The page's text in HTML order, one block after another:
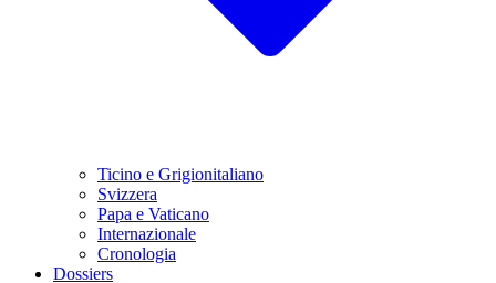
Ticino e Grigionitaliano
Svizzera
Papa e Vaticano
Internazionale
Cronologia
Dossiers